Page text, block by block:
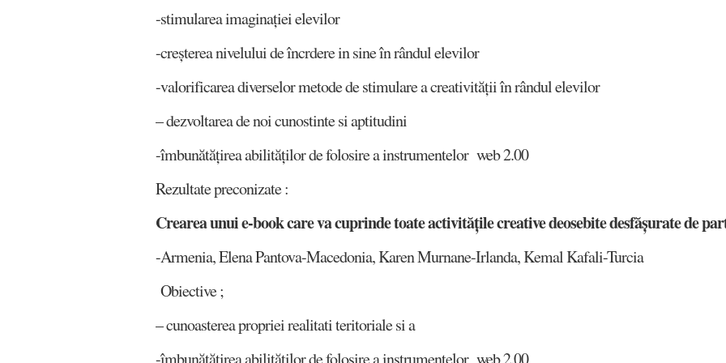
-stimularea imaginației elevilor
-creșterea nivelului de încrdere in sine în rândul elevilor
-valorificarea diverselor metode de stimulare a creativității în rândul elevilor
– dezvoltarea de noi cunostinte si aptitudini
-îmbunătățirea abilităților de folosire a instrumentelor web 2.00
Rezultate preconizate :
Crearea unui e-book care va cuprinde toate activitățile creative deosebite desfășurate de
-Armenia, Elena Pantova-Macedonia, Karen Murnane-Irlanda, Kemal Kafali-Turcia
Obiective ;
– cunoasterea propriei realitati teritoriale si a
-îmbunătățirea abilităților de folosire a instrumentelor web 2.00